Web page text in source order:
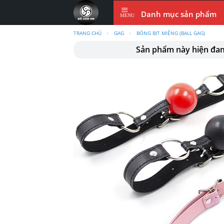
Danh mục sản phẩm
TRANG CHỦ › GAG › BÓNG BỊT MIỆNG (BALL GAG)
Sản phẩm này hiện